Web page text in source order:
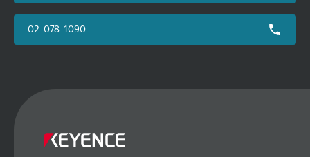
02-078-1090